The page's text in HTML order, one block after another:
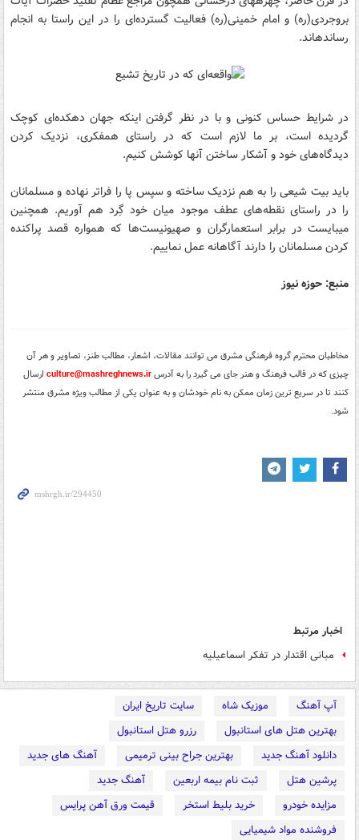
بروجردی‌(ره) و امام خمینی(ره) فعالیت گسترده‌ای را در این راستا به انجام
رسانده‎اند.
در شرایط حساس کنونی و با در نظر گرفتن اینکه جهان دهکده‌ای کوچک
گردیده است، بر ما لازم است که در راستای همفکری، نزدیک کردن
دیدگاه‌های خود و آشکار ساختن آنها کوشش کنیم.
باید بیت شیعی را به هم نزدیک ساخته و سپس پا را فراتر نهاده و مسلمانان
را در راستای نقطه‌های عطف موجود میان خود گِرد هم آوریم. همچنین
می‎بایست در برابر استعمارگران و صهیونیست‌ها که همواره قصد پراکنده
کردن مسلمانان را دارند آگاهانه عمل نماییم.
منبع: حوزه نیوز
مخاطبان محترم گروه فرهنگی مشرق می توانند مقالات، اشعار، مطالب طنز، تصاویر و هر آن
چیزی که در قالب فرهنگ و هنر جای می گیرد را به آدرسculture@mashreghnews.ir ارسال
کنند تا در سریع ترین زمان ممکن به نام خودشان و به عنوان یکی از مطالب ویژه مشرق منتشر
شود.
اخبار مرتبط
مبانی اقتدار در تفکر اسماعیلیه
آپ آهنگ موزیک شاه
سایت تاریخ ایران
بهترین هتل های استانبول
رزرو هتل استانبول
دانلود آهنگ جدید
بهترین جراح بینی ترمیمی
آهنگ های جدید
پرشین هتل
ثبت نام بیمه اربعین
آهنگ جدید
مزایده خودرو
خرید بلیط استخر
قیمت ورق آهن پرایس
فروشنده مواد شیمیایی